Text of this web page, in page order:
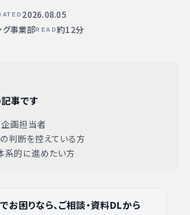
2026.08.05
グ事業部READ約12分
事です
企画担当者
判断を控えている方
系的に進めたい方
お困りなら、ご相談・資料DLから